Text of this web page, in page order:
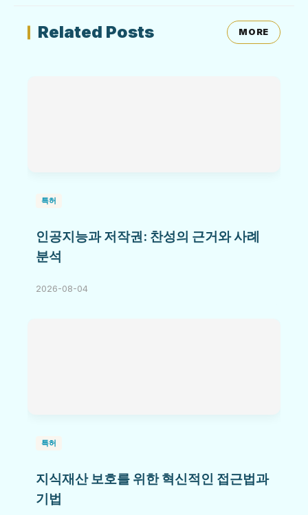
Related Posts MORE
특허
인공지능과 저작권: 찬성의 근거와 사례
분석
2026-08-04
특허
지식재산 보호를 위한 혁신적인 접근법과
기법